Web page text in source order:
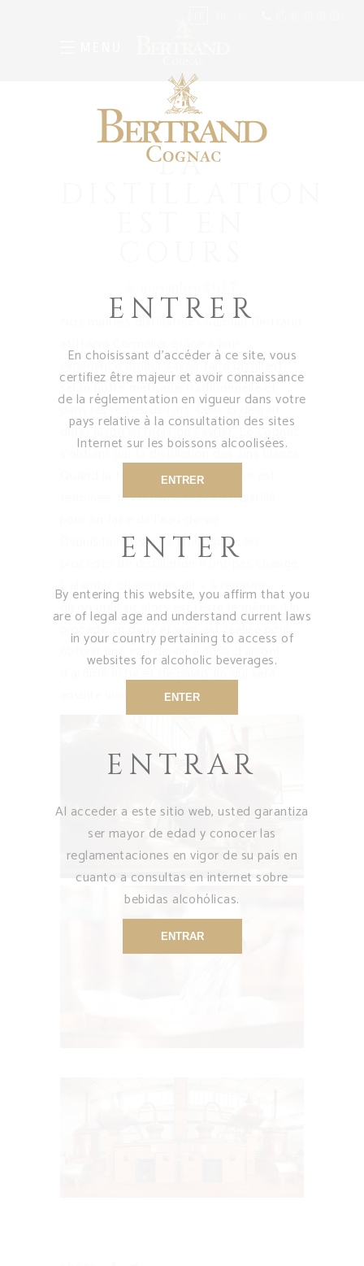
LA
Nos maîtres distillateurs Samuel Bertrand
et Hervé Cormelier grâce à leur
expérience et leur savoir-faire distillent
selon notre méthode traditionnelle et
dans les règles de l’art. Celle ci devrait
durer jusqu`au mois de Février. Le Cognac
s’obtient par la distillation des vins blancs.
Quand la fermentation alcoolique est
terminée, le vin blanc doit être distillé
Depuis la naissance du Cognac, les
procédés de distillation n’ont pas changé.
L’alambic charentais dit « à repasse »
qu’on utilisait alors est resté le même. Un
procédé en deux étapes est réalisé pour
obtenir une eau-de-vie à 70% d’alcool
d’arôme riche et de palais fin qui sera
ensuite vieilli en fûts de chêne.
ENTRER
En choisissant d’accéder à ce site, vous
certifiez être majeur et avoir connaissance
de la réglementation en vigueur dans votre
pays relative à la consultation des sites
Internet sur les boissons alcoolisées.
ENTRER
ENTER
By entering this website, you affirm that you
are of legal age and understand current laws
in your country pertaining to access of
websites for alcoholic beverages.
ENTER
ENTRAR
Al acceder a este sitio web, usted garantiza
ser mayor de edad y conocer las
reglamentaciones en vigor de su país en
cuanto a consultas en internet sobre
bebidas alcohólicas.
ENTRAR